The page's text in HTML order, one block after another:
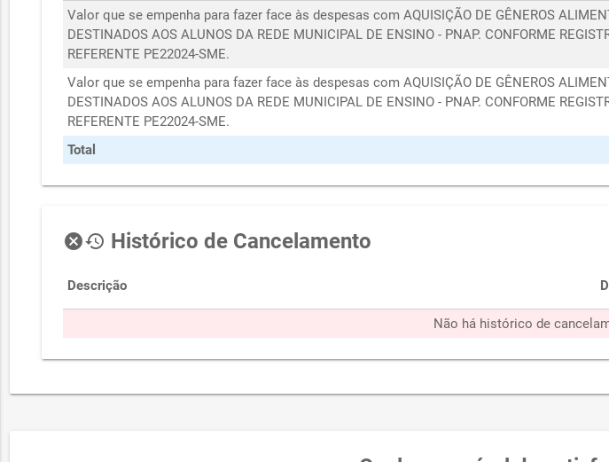
Valor que se empenha para fazer face às despesas com AQUISIÇÃO DE GÊNEROS
DESTINADOS AOS ALUNOS DA REDE MUNICIPAL DE ENSINO - PNAP. CONFORME
REFERENTE PE22024-SME.
Valor que se empenha para fazer face às despesas com AQUISIÇÃO DE GÊNEROS
DESTINADOS AOS ALUNOS DA REDE MUNICIPAL DE ENSINO - PNAP. CONFORME
REFERENTE PE22024-SME.
Total
cancelhistory Histórico de Cancelamento
Descrição
Não há histórico de